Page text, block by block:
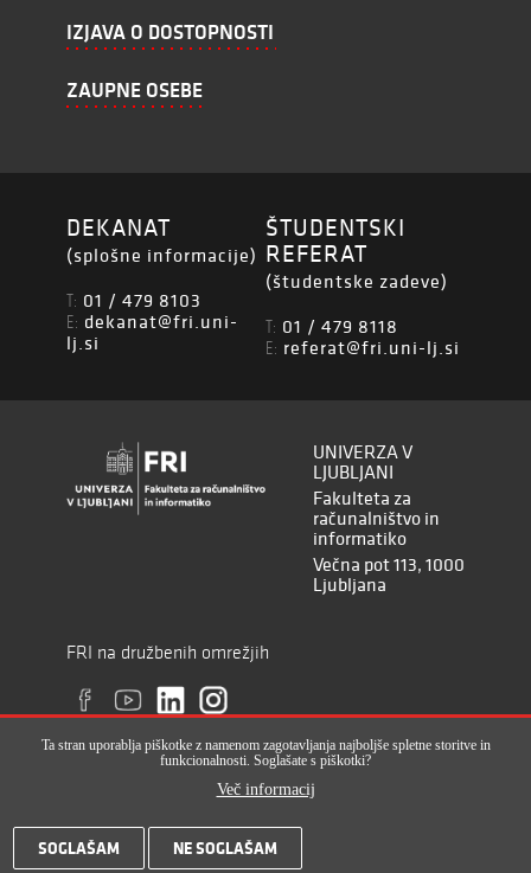
IZJAVA O DOSTOPNOSTI
ZAUPNE OSEBE
DEKANAT
(splošne informacije)
T: 01 / 479 8103
E: dekanat@fri.uni-
lj.si
ŠTUDENTSKI
REFERAT
(študentske zadeve)
T: 01 / 479 8118
E: referat@fri.uni-lj.si
UNIVERZA V
LJUBLJANI
Fakulteta za
računalništvo in
informatiko
Večna pot 113, 1000
Ljubljana
FRI na družbenih omrežjih
Vse pravice pridržane © Fakulteta za računalništvo in informatiko (ISSN
2820-2961), 2017-2022
Ta stran uporablja piškotke z namenom zagotavljanja najboljše spletne storitve in
funkcionalnosti. Soglašate s piškotki?
Več informacij
SOGLAŠAM NE SOGLAŠAM